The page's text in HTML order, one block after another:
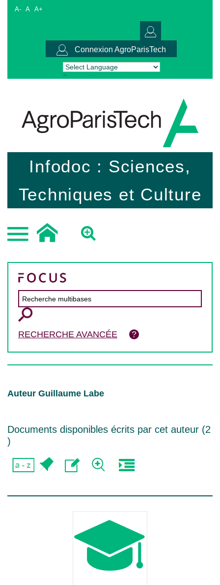
A- A A+
Connexion AgroParisTech
Powered by Translate
Infodoc : Sciences,
Techniques et Culture
RECHERCHE AVANCÉE
Auteur Guillaume Labe
Documents disponibles écrits par cet auteur (2
)